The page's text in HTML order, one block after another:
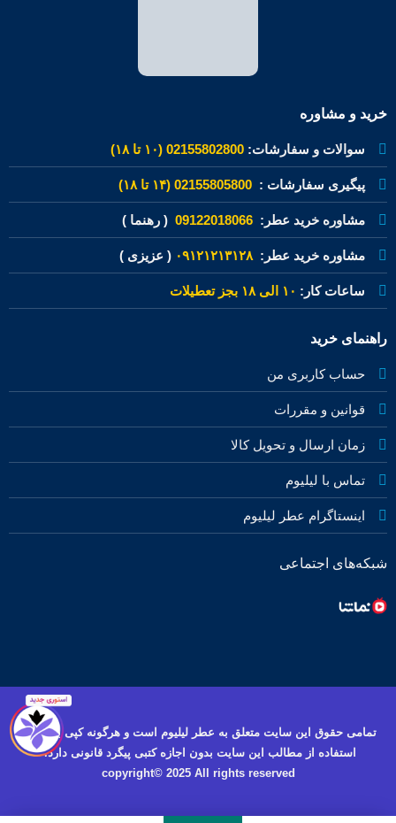
خرید و مشاوره
سوالات و سفارشات: 02155802800 (۱۰ تا ۱۸)
پیگیری سفارشات : 02155805800 (۱۴ تا ۱۸)
مشاوره خرید عطر: 09122018066 ( رهنما )
مشاوره خرید عطر:۰۹۱۲۱۲۱۳۱۲۸ ( عزیزی )
ساعات کار: ۱۰ الی ۱۸ بجز تعطیلات
راهنمای خرید
حساب کاربری من
قوانین و مقررات
زمان ارسال و تحویل کالا
تماس با لیلیوم
اینستاگرام عطر لیلیوم
شبکه‌های اجتماعی
تمامی حقوق این سایت متعلق به عطر لیلیوم است و هرگونه کپی برداری و
استفاده از مطالب این سایت بدون اجازه کتبی پیگرد قانونی دارد.
copyright© 2025 All rights reserved